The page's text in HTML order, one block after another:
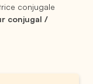
conjugale
conjugal /